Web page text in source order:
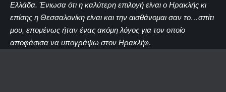
Ελλάδα. Ένιωσα ότι η καλύτερη επιλογή είναι ο Ηρακλής κι
επίσης η Θεσσαλονίκη είναι και την αισθάνομαι σαν το…σπίτι
μου, επομένως ήταν ένας ακόμη λόγος για τον οποίο
αποφάσισα να υπογράψω στον Ηρακλή».